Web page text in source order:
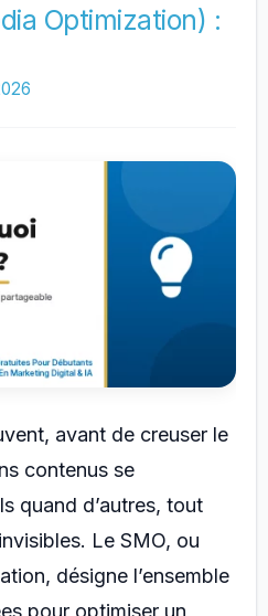
Optimization) :
avant de creuser le
contenus se
quand d’autres, tout
Le SMO, ou
désigne l’ensemble
pour optimiser un